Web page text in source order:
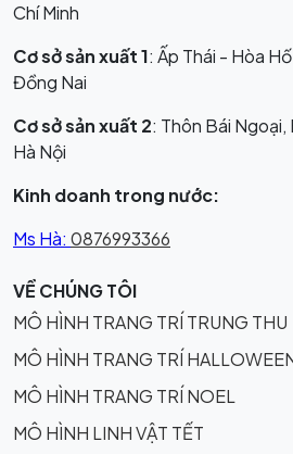
Chí Minh
Cơ sở sản xuất 1: Ấp Thái - Hòa
Đồng Nai
Cơ sở sản xuất 2: Thôn Bái
Hà Nội
Kinh doanh trong nước:
Ms Hà: 0876993366
VỀ CHÚNG TÔI
MÔ HÌNH TRANG TRÍ TRUNG THU
MÔ HÌNH TRANG TRÍ
MÔ HÌNH TRANG TRÍ NOEL
MÔ HÌNH LINH VẬT TẾT